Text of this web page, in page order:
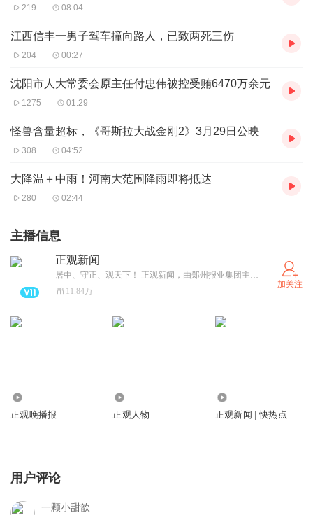
219 08:04
江西信丰一男子驾车撞向路人，已致两死三伤
204 00:27
沈阳市人大常委会原主任付忠伟被控受贿6470万余元
1275 01:29
怪兽含量超标，《哥斯拉大战金刚2》3月29日公映
308 04:52
大降温＋中雨！河南大范围降雨即将抵达
280 02:44
主播信息
正观新闻
居中、守正、观天下！ 正观新闻，由郑州报业集团主办，是郑州市全力打造的“扎根郑州、立足中原、放眼全球”的拥有较强影响力的新型主流媒体，集“新闻+政务+服务”于一体的突出文化和国际视野的新媒体平台。
11.84万
加关注
正观晚播报 正观人物 正观新闻 | 快热点
用户评论
一颗小甜歆